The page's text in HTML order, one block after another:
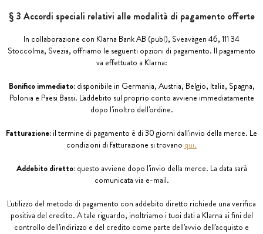
§ 3 Accordi speciali relativi alle modalità di pagamento offerte
In collaborazione con Klarna Bank AB (publ), Sveavägen 46, 111 34
Stoccolma, Svezia, offriamo le seguenti opzioni di pagamento. Il pagamento
va effettuato a Klarna:
Bonifico immediato:disponibile in Germania, Austria, Belgio, Italia, Spagna,
Polonia e Paesi Bassi. L'addebito sul proprio conto avviene immediatamente
dopo l'inoltro dell'ordine.
Fatturazione: il termine di pagamento è di 30 giorni dall'invio della merce. Le
condizioni di fatturazione si trovano qui.
Addebito diretto:questo avviene dopo l'invio della merce. La data sarà
comunicata via e-mail.
L'utilizzo del metodo di pagamento con addebito diretto richiede una verifica
positiva del credito. A tale riguardo, inoltriamo i tuoi dati a Klarna ai fini del
controllo dell'indirizzo e del credito come parte dell'avvio dell'acquisto e